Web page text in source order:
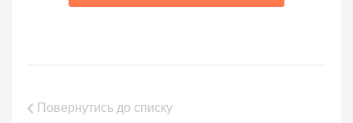
Повернутись до списку